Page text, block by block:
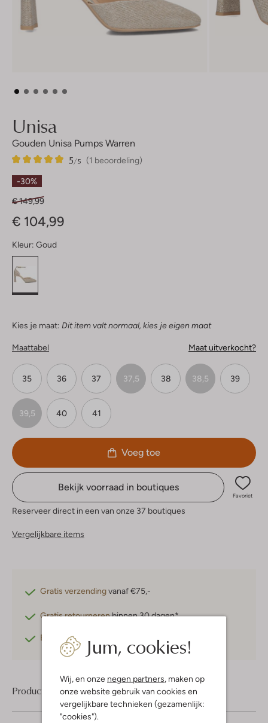
Jum, cookies!
Wij, en onze negen partners, maken op
onze website gebruik van cookies en
vergelijkbare technieken (gezamenlijk:
"cookies").
Unisa
Gouden Unisa Pumps Warren
(1 beoordeling)
5/5
1
5
Sterren
-30%
€ 149,99
€ 104,99
Kleur: Goud
Kies je maat: Dit item valt normaal, kies je eigen maat
Maattabel Maat uitverkocht?
35 36 37 37,5 38 38,5 39
39,5 40 41
Voeg toe
Bekijk voorraad in boutiques
Favoriet
Reserveer direct in een van onze 37 boutiques
Vergelijkbare items
Gratis verzendingvanaf €75,-
Gratis retournerenbinnen 30 dagen*
Betaal achteraf
Product informatie